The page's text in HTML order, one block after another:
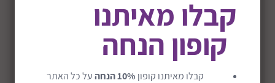
קבלו מאיתנו
קופון הנחה
קבלו מאיתנו קופון 10% הנחה
על כל האתר